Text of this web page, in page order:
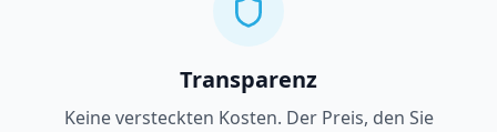
Transparenz
Keine versteckten Kosten. Der Preis, den Sie